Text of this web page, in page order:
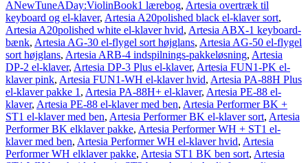
ANewTuneADay:ViolinBook1 lærebog, Artesia overtræk til
keyboard og el-klaver, Artesia A20polished black el-klaver sort,
Artesia A20polished white el-klaver hvid, Artesia ABX-1 keyboard-
bænk, Artesia AG-30 el-flygel sort højglans, Artesia AG-50 el-flygel
sort højglans, Artesia ARB-4 indspilnings-pakkeløsning, Artesia
DP-2 el-klaver, Artesia DP-3 Plus el-klaver, Artesia FUN1-PK el-
klaver pink, Artesia FUN1-WH el-klaver hvid, Artesia PA-88H Plus
el-klaver pakke 1 , Artesia PA-88H+ el-klaver, Artesia PE-88 el-
klaver, Artesia PE-88 el-klaver med ben, Artesia Performer BK +
ST1 el-klaver med ben, Artesia Performer BK el-klaver sort, Artesia
Performer BK elklaver pakke, Artesia Performer WH + ST1 el-
klaver med ben, Artesia Performer WH el-klaver hvid, Artesia
Performer WH elklaver pakke, Artesia ST1 BK ben sort, Artesia